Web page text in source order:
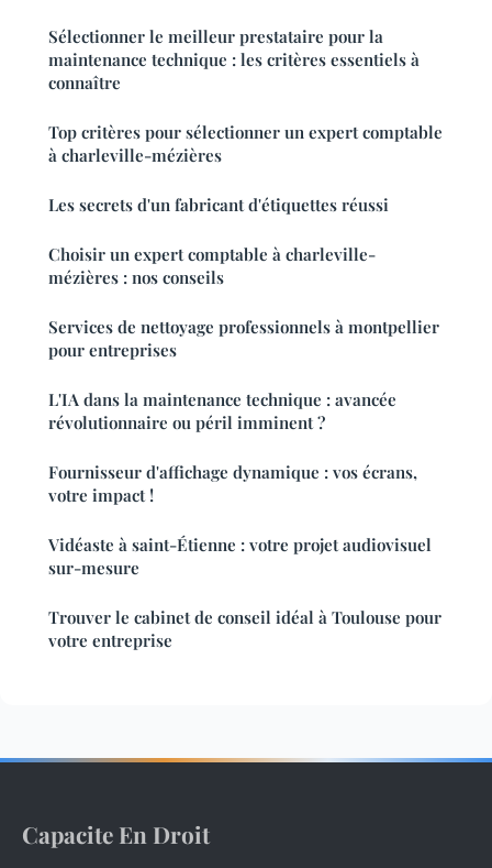
Sélectionner le meilleur prestataire pour la
maintenance technique : les critères essentiels à
connaître
Top critères pour sélectionner un expert comptable
à charleville-mézières
Les secrets d'un fabricant d'étiquettes réussi
Choisir un expert comptable à charleville-
mézières : nos conseils
Services de nettoyage professionnels à montpellier
pour entreprises
L'IA dans la maintenance technique : avancée
révolutionnaire ou péril imminent ?
Fournisseur d'affichage dynamique : vos écrans,
votre impact !
Vidéaste à saint-Étienne : votre projet audiovisuel
sur-mesure
Trouver le cabinet de conseil idéal à Toulouse pour
votre entreprise
Capacite En Droit